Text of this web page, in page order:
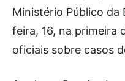
Ministério Público da
feira, 16, na primeira
oficiais sobre casos